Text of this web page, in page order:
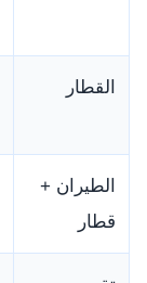
القطار
الطيران +
قطار